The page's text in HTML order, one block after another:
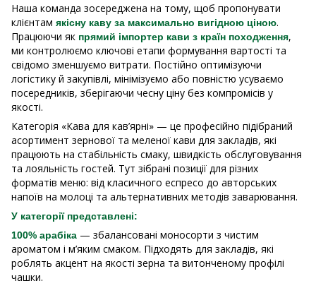
Наша команда зосереджена на тому, щоб пропонувати
клієнтам якісну каву за максимально вигідною ціною.
Працюючи як прямий імпортер кави з країн походження,
ми контролюємо ключові етапи формування вартості та
свідомо зменшуємо витрати. Постійно оптимізуючи
логістику й закупівлі, мінімізуємо або повністю усуваємо
посередників, зберігаючи чесну ціну без компромісів у
якості.
Категорія «Кава для кав’ярні» — це професійно підібраний
асортимент зернової та меленої кави для закладів, які
працюють на стабільність смаку, швидкість обслуговування
та лояльність гостей. Тут зібрані позиції для різних
форматів меню: від класичного еспресо до авторських
напоїв на молоці та альтернативних методів заварювання.
У категорії представлені:
100% арабіка — збалансовані моносорти з чистим
ароматом і м’яким смаком. Підходять для закладів, які
роблять акцент на якості зерна та витонченому профілі
чашки.